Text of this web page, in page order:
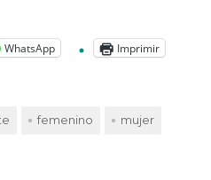
WhatsApp Imprimir
femenino
mujer